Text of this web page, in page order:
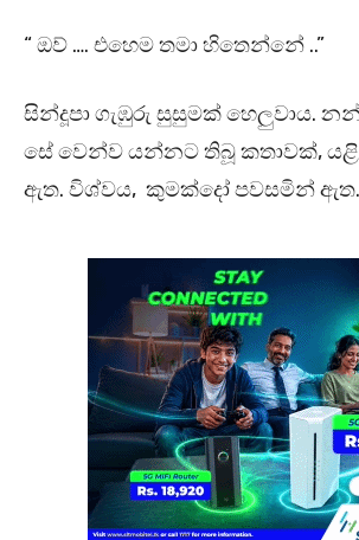
“ ඔව් …. එහෙම තමා හිතෙන්නේ ..”
සින්දූපා ගැඹුරු සුසුමක් හෙලුවාය.
සේ වෙන්ව යන්නට තිබූ කතාවක්,
ඇත. විශ්වය, කුමක්දෝ පවසමින් ඇත.